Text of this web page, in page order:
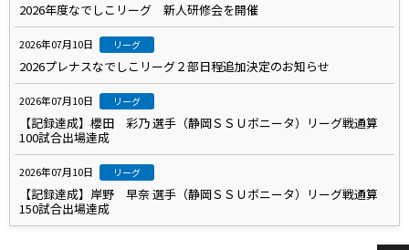
2026年度なでしこリーグ 新人研修会を開催
2026年07月10日 リーグ
2026プレナスなでしこリーグ２部日程追加決定のお知らせ
2026年07月10日 リーグ
【記録達成】櫻田 彩乃 選手（静岡ＳＳＵボニータ）リーグ戦通算
100試合出場達成
2026年07月10日 リーグ
【記録達成】岸野 早奈 選手（静岡ＳＳＵボニータ）リーグ戦通算
150試合出場達成